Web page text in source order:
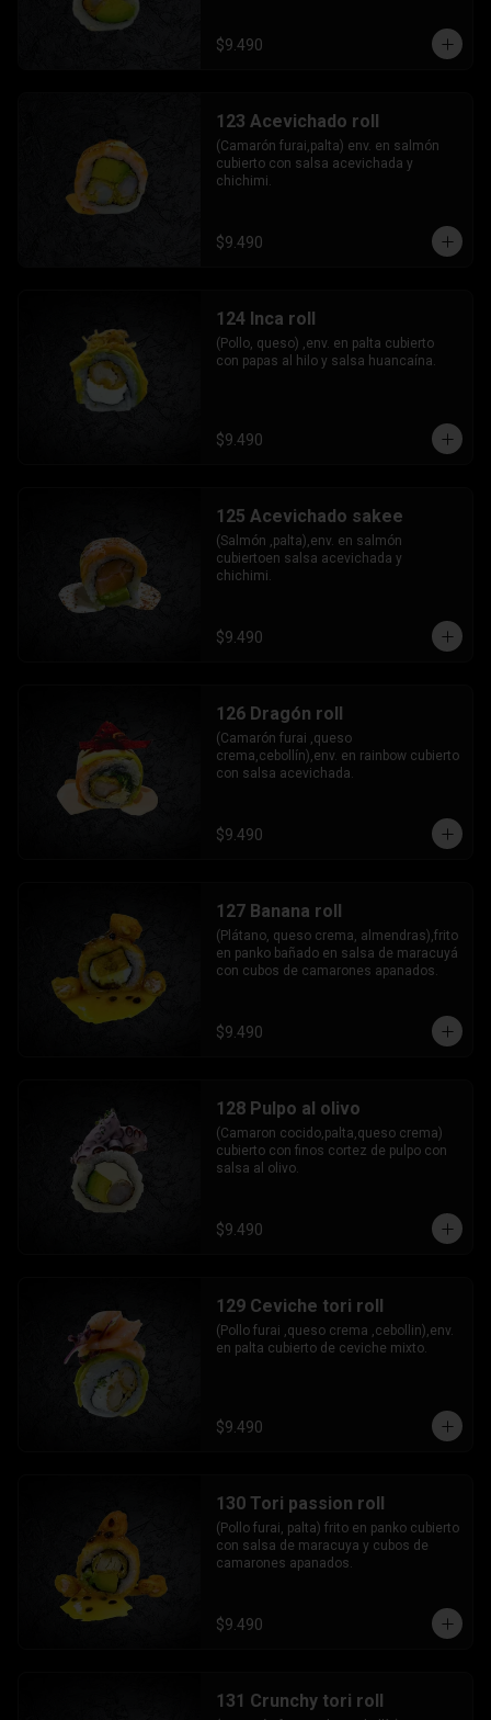
$9.490
123 Acevichado roll
(Camarón furai,palta) env. en salmón
cubierto con salsa acevichada y
chichimi.
$9.490
124 Inca roll
(Pollo, queso) ,env. en palta cubierto
con papas al hilo y salsa huancaína.
$9.490
125 Acevichado sakee
(Salmón ,palta),env. en salmón
cubiertoen salsa acevichada y
chichimi.
$9.490
126 Dragón roll
(Camarón furai ,queso
crema,cebollín),env. en rainbow cubierto
con salsa acevichada.
$9.490
127 Banana roll
(Plátano, queso crema, almendras),frito
en panko bañado en salsa de maracuyá
con cubos de camarones apanados.
$9.490
128 Pulpo al olivo
(Camaron cocido,palta,queso crema)
cubierto con finos cortez de pulpo con
salsa al olivo.
$9.490
129 Ceviche tori roll
(Pollo furai ,queso crema ,cebollin),env.
en palta cubierto de ceviche mixto.
$9.490
130 Tori passion roll
(Pollo furai, palta) frito en panko cubierto
con salsa de maracuya y cubos de
camarones apanados.
$9.490
131 Crunchy tori roll